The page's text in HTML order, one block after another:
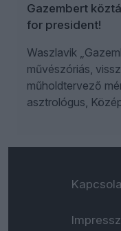
Gazembert
for president!
Waszlavik
művészóriás,
műholdtervező
asztrológus,